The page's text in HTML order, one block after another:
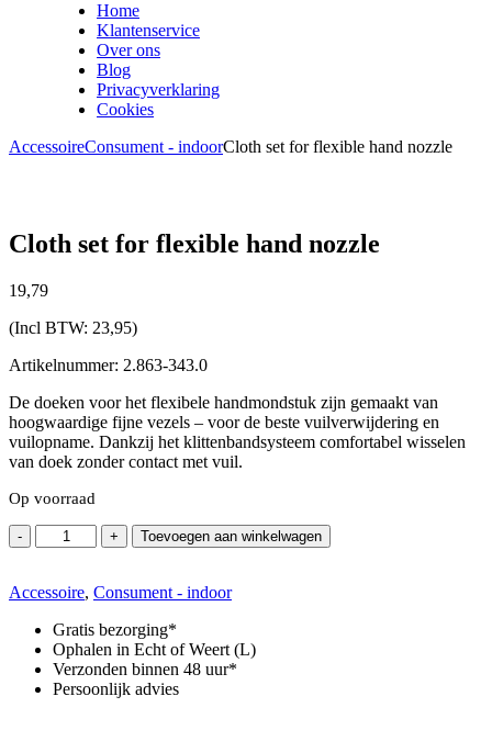
Home
Klantenservice
Over ons
Blog
Privacyverklaring
Cookies
AccessoireConsument - indoorCloth set for flexible hand nozzle
Cloth set for flexible hand nozzle
19,79
(Incl BTW: 23,95)
Artikelnummer: 2.863-343.0
De doeken voor het flexibele handmondstuk zijn gemaakt van
hoogwaardige fijne vezels – voor de beste vuilverwijdering en
vuilopname. Dankzij het klittenbandsysteem comfortabel wisselen
van doek zonder contact met vuil.
Op voorraad
-
Cloth
set
flexible
nozzle
aantal
+ Toevoegen aan winkelwagen
Accessoire, Consument - indoor
Gratis bezorging*
Ophalen in Echt of Weert (L)
Verzonden binnen 48 uur*
Persoonlijk advies